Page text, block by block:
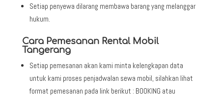
Setiap penyewa dilarang membawa barang yang melanggar
hukum.
Cara Pemesanan Rental Mobil
Tangerang
Setiap pemesanan akan kami minta kelengkapan data
untuk kami proses penjadwalan sewa mobil, silahkan lihat
format pemesanan pada link berikut : BOOKING atau